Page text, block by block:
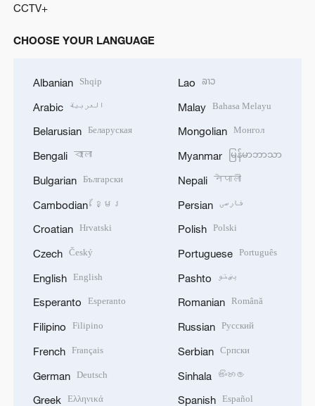
CCTV+
CHOOSE YOUR LANGUAGE
Albanian Shqip
Arabic العربية
Belarusian Беларуская
Bengali বাংলা
Bulgarian Български
Cambodian ខ្មែរ
Croatian Hrvatski
Czech Český
English English
Esperanto Esperanto
Filipino Filipino
French Français
German Deutsch
Greek Ελληνικά
Lao ລາວ
Malay Bahasa Melayu
Mongolian Монгол
Myanmar မြန်မာဘာသာ
Nepali नेपाली
Persian فارسی
Polish Polski
Portuguese Português
Pashto پښتو
Romanian Română
Russian Русский
Serbian Српски
Sinhala සිංහල
Spanish Español